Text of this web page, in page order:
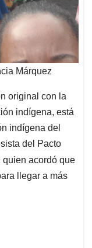
Márquez
original con la
indígena, está
indígena del
del Pacto
quien acordó que
llegar a más